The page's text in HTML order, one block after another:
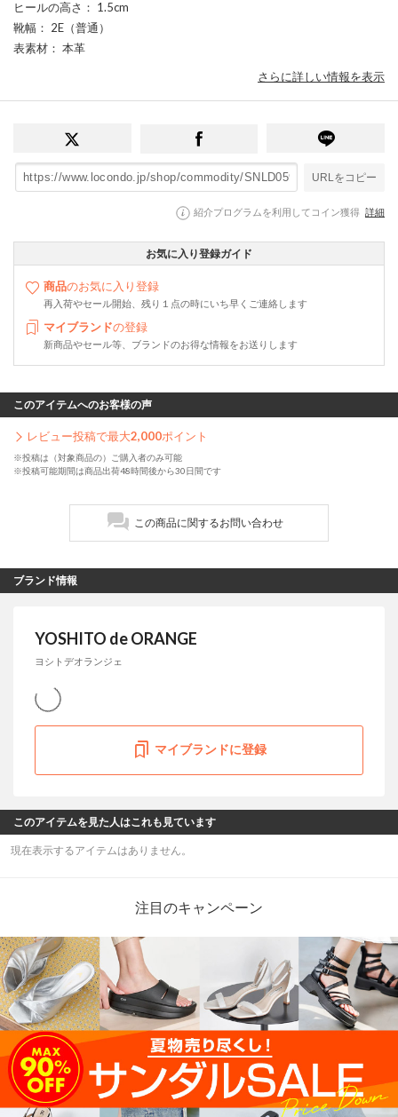
ヒールの高さ ： 1.5cm
靴幅 ： 2E（普通）
表素材 ： 本革
さらに詳しい情報を表示
URLをコピー
紹介プログラムを利用してコイン獲得 詳細
お気に入り登録ガイド
商品のお気に入り登録
再入荷やセール開始、残り１点の時にいち早くご連絡します
マイブランドの登録
新商品やセール等、ブランドのお得な情報をお送りします
このアイテムへのお客様の声
レビュー投稿で最大2,000ポイント
※投稿は（対象商品の）ご購入者のみ可能
※投稿可能期間は商品出荷48時間後から30日間です
この商品に関するお問い合わせ
ブランド情報
YOSHITO de ORANGE
ヨシトデオランジェ
マイブランドに登録
このアイテムを見た人はこれも見ています
現在表示するアイテムはありません。
注目のキャンペーン